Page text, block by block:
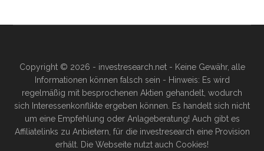
Copyright © 2026 - investresearch.net - Keine Gewähr, alle
Informationen können falsch sein - Hinweis: Es wird
regelmäßig mit besprochenen Aktien gehandelt, wodurch
sich Interessenkonflikte ergeben können. Es handelt sich nicht
um eine Empfehlung oder Anlageberatung! Auch gibt es
Affiliatelinks zu Anbietern, für die investresearch eine Provision
erhält. Die Webseite nutzt auch Cookies!